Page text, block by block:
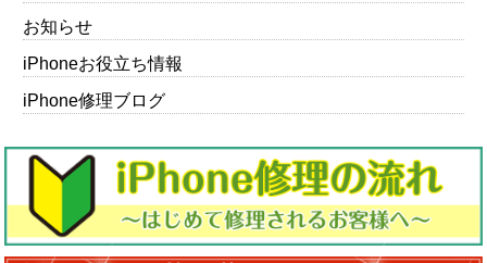
お知らせ
iPhoneお役立ち情報
iPhone修理ブログ